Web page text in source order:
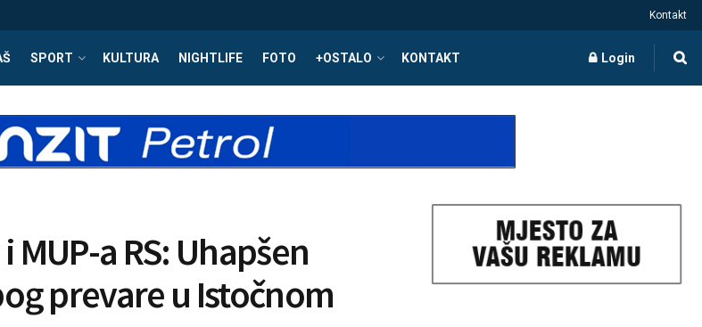
Kontakt
SPORT KULTURA NIGHTLIFE FOTO +OSTALO KONTAKT Login
MUP-a RS: Uhapšen
prevare u Istočnom